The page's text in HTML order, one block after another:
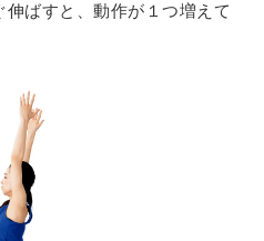
ばすと、動作が１つ増えて